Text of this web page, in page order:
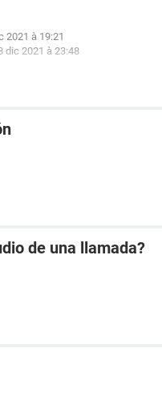
2021 à 19:21
dic 2021 à 23:48
de una llamada?